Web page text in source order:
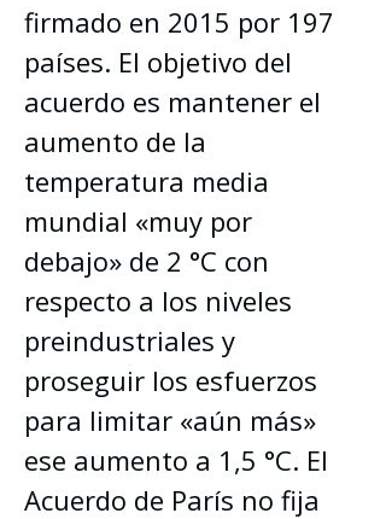
firmado en 2015 por 197
países. El objetivo del
acuerdo es mantener el
aumento de la
temperatura media
mundial «muy por
debajo» de 2 °C con
respecto a los niveles
preindustriales y
proseguir los esfuerzos
para limitar «aún más»
ese aumento a 1,5 °C. El
Acuerdo de París no fija